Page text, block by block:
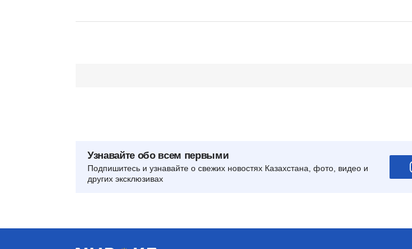
Узнавайте обо всем первыми
Подпишитесь и узнавайте о свежих новостях Казахстана, фото, видео и
других эксклюзивах